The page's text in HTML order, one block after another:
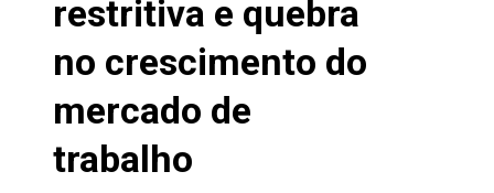
restritiva e quebra
no crescimento do
mercado de
trabalho